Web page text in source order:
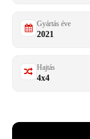
Gyártás éve
2021
Hajtás
4x4